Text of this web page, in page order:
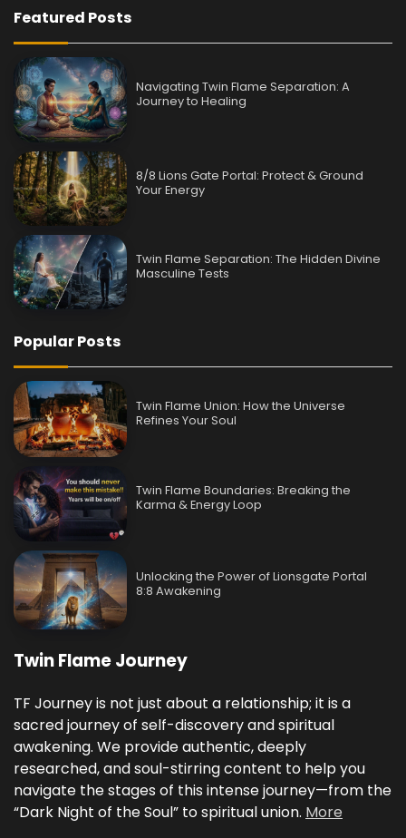
Featured Posts
Navigating Twin Flame Separation: A
Journey to Healing
8/8 Lions Gate Portal: Protect & Ground
Your Energy
Twin Flame Separation: The Hidden Divine
Masculine Tests
Popular Posts
Twin Flame Union: How the Universe
Refines Your Soul
Twin Flame Boundaries: Breaking the
Karma & Energy Loop
Unlocking the Power of Lionsgate Portal
8:8 Awakening
Twin Flame Journey
TF Journey is not just about a relationship; it is a
sacred journey of self-discovery and spiritual
awakening. We provide authentic, deeply
researched, and soul-stirring content to help you
navigate the stages of this intense journey—from the
“Dark Night of the Soul” to spiritual union. More